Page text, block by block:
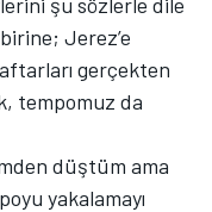
Jerez’e
gerçekten
tempomuz da
düştüm ama
yakalamayı